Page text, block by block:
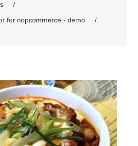
/
for nopcommerce - demo
/